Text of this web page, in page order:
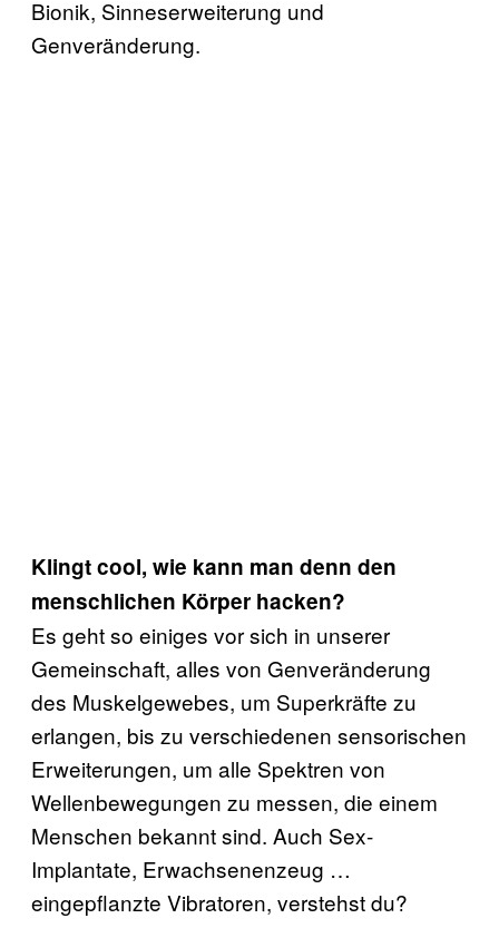
Bionik, Sinneserweiterung und
Genveränderung.
Klingt cool, wie kann man denn den
menschlichen Körper hacken?
Es geht so einiges vor sich in unserer
Gemeinschaft, alles von Genveränderung
des Muskelgewebes, um Superkräfte zu
erlangen, bis zu verschiedenen sensorischen
Erweiterungen, um alle Spektren von
Wellenbewegungen zu messen, die einem
Menschen bekannt sind. Auch Sex-
Implantate, Erwachsenenzeug …
eingepflanzte Vibratoren, verstehst du?